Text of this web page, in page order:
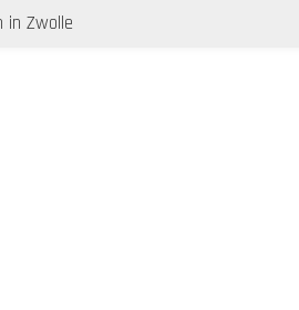
in Zwolle